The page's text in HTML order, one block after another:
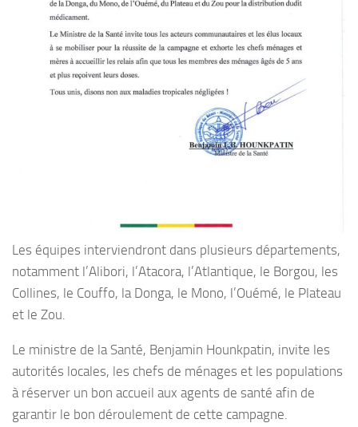
Les équipes interviendront dans plusieurs départements,
notamment l’Alibori, l’Atacora, l’Atlantique, le Borgou, les
Collines, le Couffo, la Donga, le Mono, l’Ouémé, le Plateau
et le Zou.
Le ministre de la Santé, Benjamin Hounkpatin, invite les
autorités locales, les chefs de ménages et les populations
à réserver un bon accueil aux agents de santé afin de
garantir le bon déroulement de cette campagne.